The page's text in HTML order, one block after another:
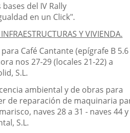
del IV Rally
en un Click".
Y VIVIENDA.
Café Cantante (epígrafe B 5.6
nos 27-29 (locales 21-22) a
S.L.
ambiental y de obras para
de reparación de maquinaria
naves 28 a 31 - naves 44 y
S.L.